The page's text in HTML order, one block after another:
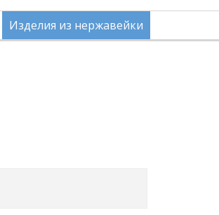
Изделия из нержавейки